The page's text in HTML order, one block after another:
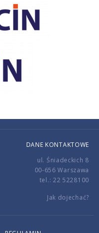
DANE KONTAKTOWE
ul. Śniadeckich 8
00-656 Warszawa
tel.: 22 5228100
Jak dojechać?